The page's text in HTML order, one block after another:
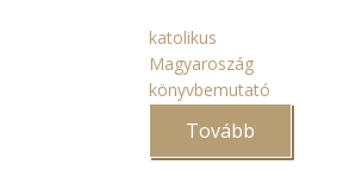
katolikus
Magyaroszág
könyvbemutató
Tovább